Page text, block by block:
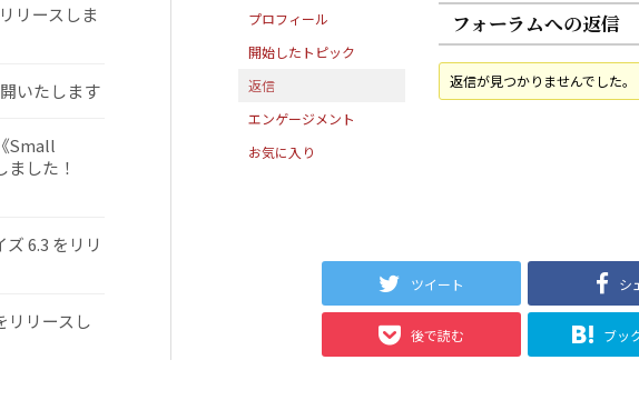
プロフィール
開始したトピック
返信
エンゲージメント
お気に入り
フォーラムへの返信
返信が見つかりませんでした。
ツイート シ
後で読む ブッ
リースしま
いたします
Small
した！
6.3 をリリ
リリースし